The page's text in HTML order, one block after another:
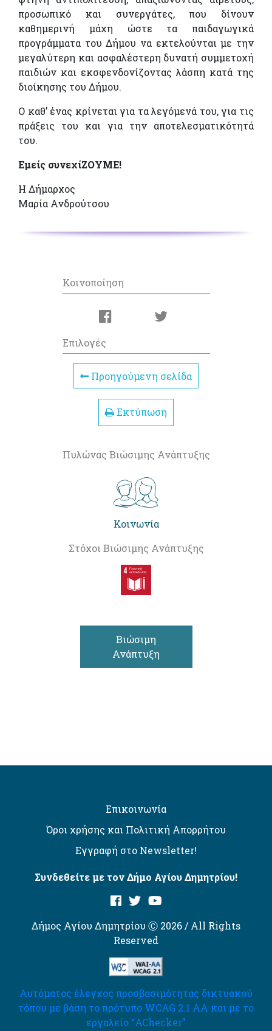
προσωπικό και συνεργάτες, που δίνουν
καθημερινή μάχη ώστε τα παιδαγωγικά
προγράμματα του Δήμου να εκτελούνται με την
μεγαλύτερη και ασφαλέστερη δυνατή συμμετοχή
παιδιών και εκσφενδονίζοντας λάσπη κατά της
διοίκησης του Δήμου.
Ο καθ’ ένας κρίνεται για τα λεγόμενά του, για τις
πράξεις του και για την αποτελεσματικότητά
του.
Εμείς συνεχίΖΟΥΜΕ!
Η Δήμαρχος
Μαρία Ανδρούτσου
Κοινοποίηση
Επιλογές
Προηγούμενη σελίδα
Εκτύπωση
Πυλώνας Βιώσιμης Ανάπτυξης
Κοινωνία
Στόχοι Βιώσιμης Ανάπτυξης
Βιώσιμη
Ανάπτυξη
Επικοινωνία
Όροι χρήσης και Πολιτική Απορρήτου
Εγγραφή στο Newsletter!
Συνδεθείτε με τον Δήμο Αγίου Δημητρίου!
Δήμος Αγίου Δημητρίου Ⓒ 2026 / All Rights
Reserved
Αυτόματος έλεγχος προσβασιμότητας δικτυακού
τόπου με βάση το πρότυπο WCAG 2.1 AA και με το
εργαλείο “AChecker”